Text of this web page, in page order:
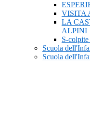
VISITA
LA
ALPINI
S-
Scuola
Scuola